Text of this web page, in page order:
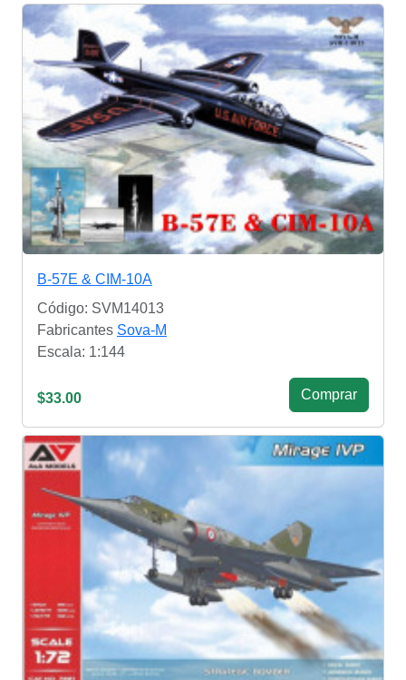
B-57E & CIM-10A
Código: SVM14013
Fabricantes Sova-M
Escala: 1:144
$33.00 Сomprar